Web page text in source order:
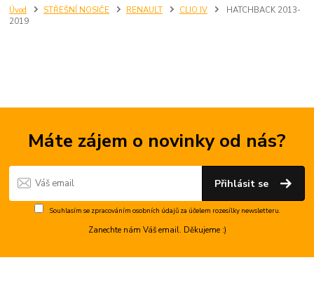
Úvod STŘEŠNÍ NOSIČE RENAULT CLIO IV
HATCHBACK 2013-
2019
Máte zájem o novinky od nás?
Přihlásit se
Souhlasím se zpracováním osobních údajůza účelem rozesílky newsletteru.
Zanechte nám Váš email. Děkujeme :)